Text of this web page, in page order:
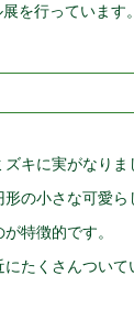
を行っています
キに実がなりま
の小さな可愛ら
特徴的です。
たくさんつい